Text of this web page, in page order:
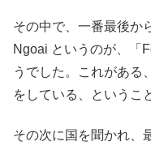
その中で、一番最後か
Ngoai というのが、「
うでした。これがある
をしている、というこ
その次に国を聞かれ、